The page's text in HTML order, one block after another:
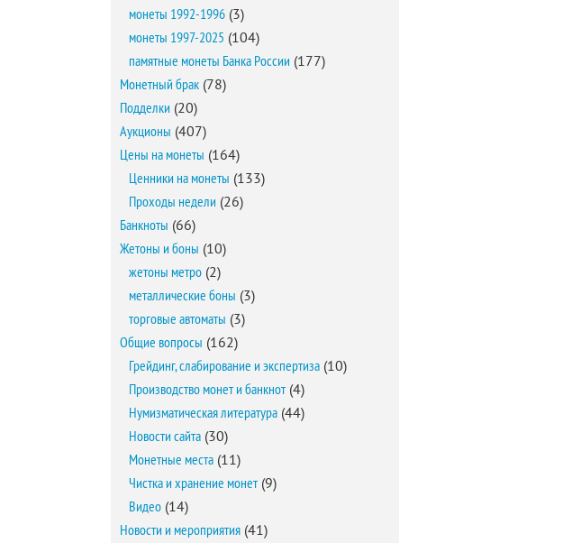
монеты 1992-1996 (3)
монеты 1997-2025 (104)
памятные монеты Банка России (177)
Монетный брак (78)
Подделки (20)
Аукционы (407)
Цены на монеты (164)
Ценники на монеты (133)
Проходы недели (26)
Банкноты (66)
Жетоны и боны (10)
жетоны метро (2)
металлические боны (3)
торговые автоматы (3)
Общие вопросы (162)
Грейдинг, слабирование и экспертиза (10)
Производство монет и банкнот(4)
Нумизматическая литература (44)
Новости сайта (30)
Монетные места (11)
Чистка и хранение монет(9)
Видео (14)
Новости и мероприятия (41)